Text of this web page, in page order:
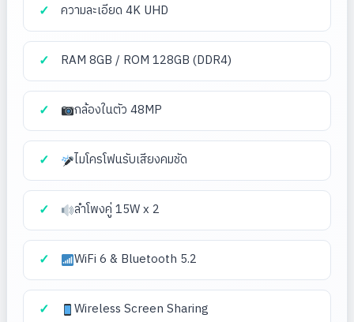
ความละเอียด 4K UHD
RAM 8GB / ROM 128GB (DDR4)
กล้องในตัว 48MP
ไมโครโฟนรับเสียงคมชัด
ลำโพงคู่ 15W x 2
WiFi 6 & Bluetooth 5.2
Wireless Screen Sharing